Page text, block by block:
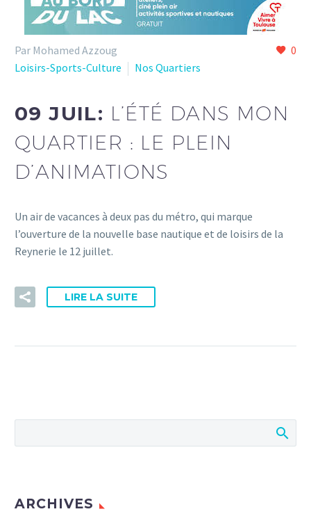
0
Par Mohamed Azzoug
Loisirs-Sports-Culture
Nos Quartiers
09 JUIL: L’ÉTÉ DANS MON
QUARTIER : LE PLEIN
D’ANIMATIONS
Un air de vacances à deux pas du métro, qui marque
l’ouverture de la nouvelle base nautique et de loisirs de la
Reynerie le 12 juillet.
LIRE LA SUITE
ARCHIVES